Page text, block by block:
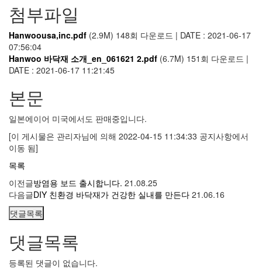
첨부파일
Hanwoousa,inc.pdf (2.9M) 148회 다운로드 | DATE : 2021-06-17
07:56:04
Hanwoo 바닥재 소개_en_061621 2.pdf (6.7M) 151회 다운로드 |
DATE : 2021-06-17 11:21:45
본문
일본에이어 미국에서도 판매중입니다.
[이 게시물은 관리자님에 의해 2022-04-15 11:34:33 공지사항에서
이동 됨]
목록
이전글방염용 보드 출시합니다. 21.08.25
다음글DIY 친환경 바닥재가 건강한 실내를 만든다 21.06.16
댓글목록
댓글목록
등록된 댓글이 없습니다.